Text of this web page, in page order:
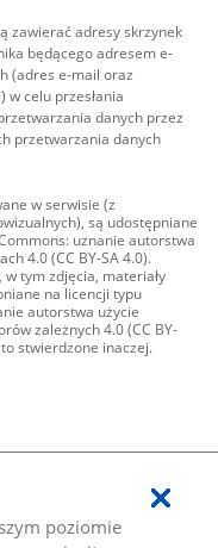
poziomie
zawierać adresy skrzynek
będącego adresem e-
(adres e-mail oraz
celu przesłania
danych przez
przetwarzania danych
w serwisie (z
są udostępniane
uznanie autorstwa
4.0 (CC BY-SA 4.0).
tym zdjęcia, materiały
na licencji typu
autorstwa użycie
zależnych 4.0 (CC BY-
stwierdzone inaczej.